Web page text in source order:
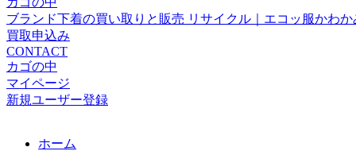
ブランド下着の買い取りと販売 リサイクル｜エコッ服かわか
買取申込み
CONTACT
カゴの中
マイページ
新規ユーザー登録
ホーム